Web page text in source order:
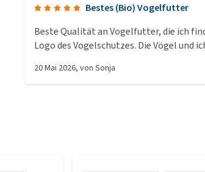
Bestes (Bio) Vogelfutter
Beste Qualität an Vogelfutter, die ich
Logo des Vogelschutzes. Die Vögel und
20 Mai 2026, vonSonja